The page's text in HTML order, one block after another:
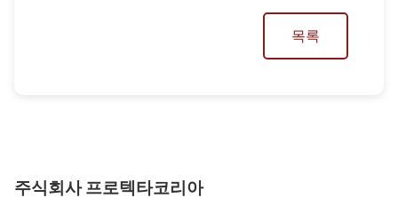
목록
주식회사 프로텍타코리아